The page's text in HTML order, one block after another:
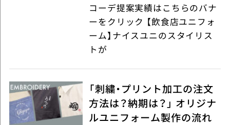
コーデ提案実績はこちらのバナ
ーをクリック 【飲食店ユニフォ
ーム】ナイスユニのスタイリス
トが
「刺繍・プリント加工の注文
方法は？納期は？」 オリジナ
ルユニフォーム製作の流れ